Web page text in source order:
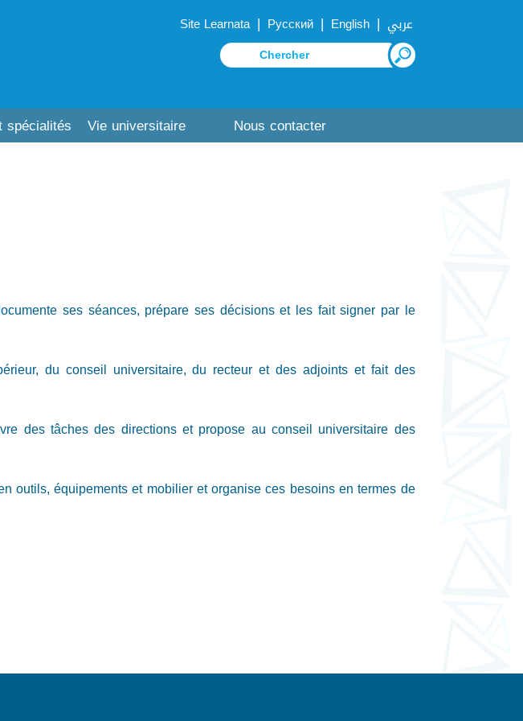
Site Learnata | Русский | English | عربي
spécialités Vie universitaire Nous contacter
ses séances, prépare ses décisions et les fait signer par le
du conseil universitaire, du recteur et des adjoints et fait des
des tâches des directions et propose au conseil universitaire des
outils, équipements et mobilier et organise ces besoins en termes de